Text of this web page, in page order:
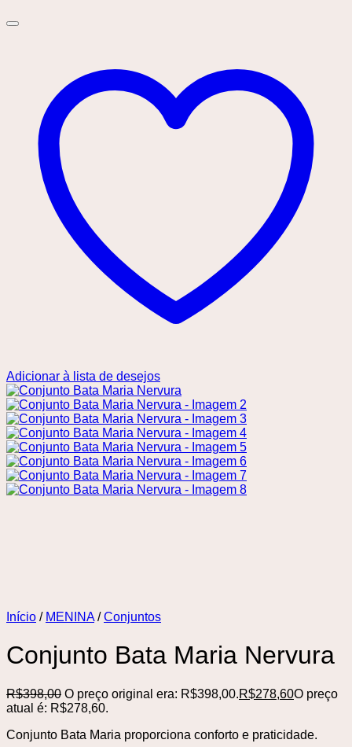
Adicionar à lista de desejos
Início / MENINA / Conjuntos
Conjunto Bata Maria Nervura
R$398,00 O preço original era: R$398,00.R$278,60O preço
atual é: R$278,60.
Conjunto Bata Maria proporciona conforto e praticidade.